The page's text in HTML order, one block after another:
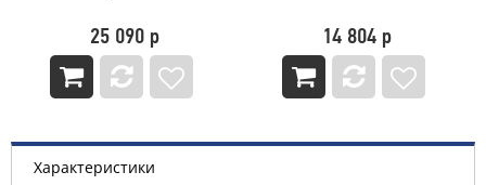
14 804 р 8 541 р
Характеристики